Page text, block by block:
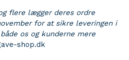
flere lægger deres ordre
for at sikre leveringen i
os og kunderne mere
shop.dk